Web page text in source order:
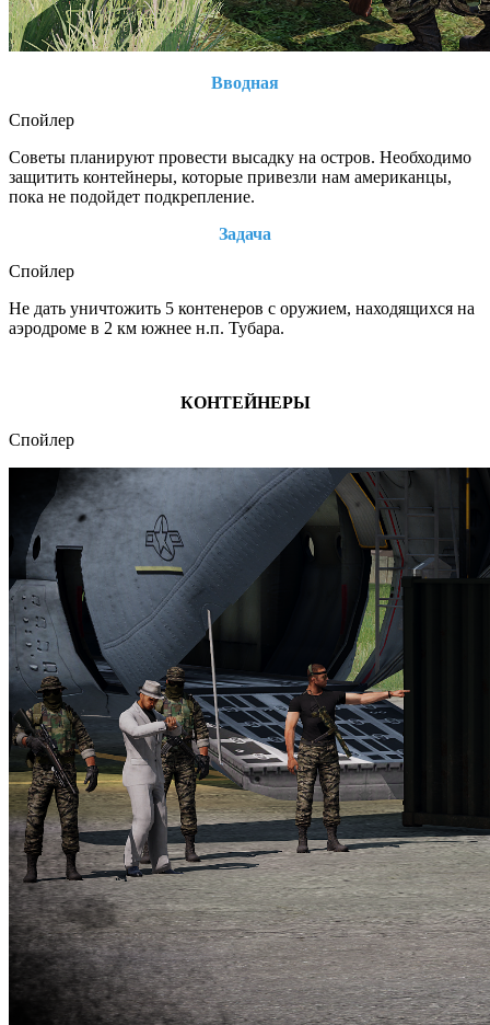
Вводная
Спойлер
Советы планируют провести высадку на остров. Необходимо
защитить контейнеры, которые привезли нам американцы,
пока не подойдет подкрепление.
Задача
Спойлер
Не дать уничтожить 5 контенеров с оружием, находящихся на
аэродроме в 2 км южнее н.п. Тубара.
КОНТЕЙНЕРЫ
Спойлер